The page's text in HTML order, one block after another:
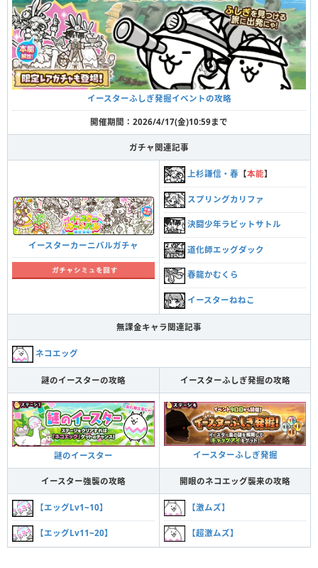
イースターふしぎ発掘イベントの攻略
開催期間：2026/4/17(金)10:59まで
ガチャ関連記事
イースターカーニバルガチャ
上杉謙信・春 【本能】
スプリングカリファ
決闘少年ラビットサトル
道化師エッグダック
春龍かむくら
イースターねねこ
無課金キャラ関連記事
ネコエッグ
謎のイースターの攻略 イースターふしぎ発掘の攻略
謎のイースター イースターふしぎ発掘
イースター強襲の攻略 開眼のネコエッグ襲来の攻略
【エッグLv1~10】
【エッグLv11~20】
【激ムズ】
【超激ムズ】